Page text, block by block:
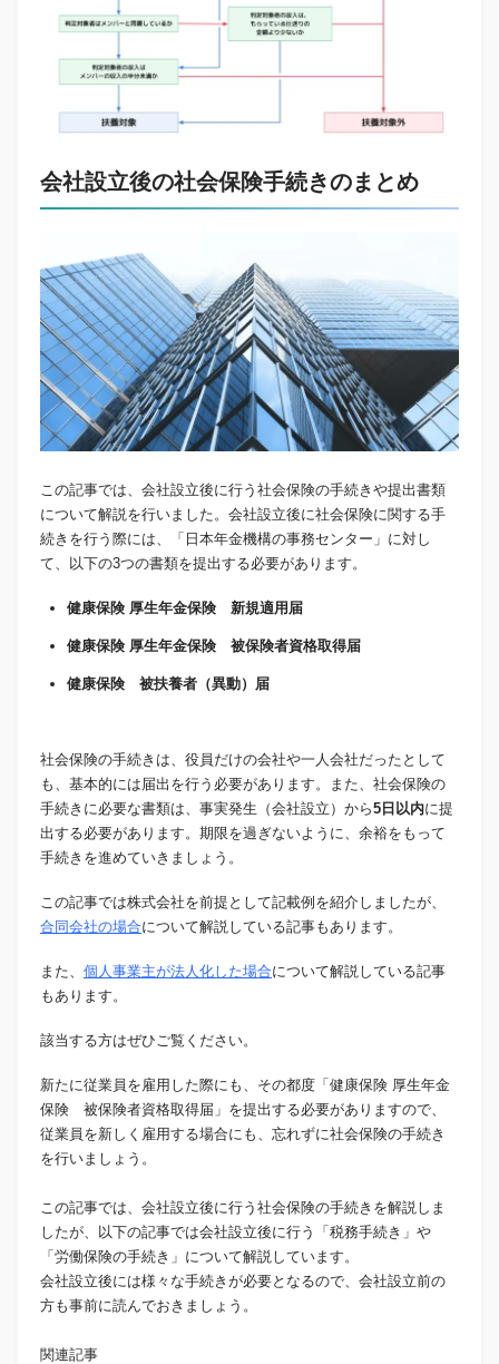
会社設立後の社会保険手続きのまとめ
この記事では、会社設立後に行う社会保険の手続きや提出書類
について解説を行いました。会社設立後に社会保険に関する手
続きを行う際には、「日本年金機構の事務センター」に対し
て、以下の3つの書類を提出する必要があります。
健康保険 厚生年金保険 新規適用届
健康保険 厚生年金保険 被保険者資格取得届
健康保険 被扶養者（異動）届
社会保険の手続きは、役員だけの会社や一人会社だったとして
も、基本的には届出を行う必要があります。また、社会保険の
手続きに必要な書類は、事実発生（会社設立）から5日以内に提
出する必要があります。期限を過ぎないように、余裕をもって
手続きを進めていきましょう。
この記事では株式会社を前提として記載例を紹介しましたが、
合同会社の場合について解説している記事もあります。
また、 個人事業主が法人化した場合について解説している記事
もあります。
該当する方はぜひご覧ください。
新たに従業員を雇用した際にも、その都度「健康保険 厚生年金
保険 被保険者資格取得届」を提出する必要がありますので、
従業員を新しく雇用する場合にも、忘れずに社会保険の手続き
を行いましょう。
この記事では、会社設立後に行う社会保険の手続きを解説しま
したが、以下の記事では会社設立後に行う「税務手続き」や
「労働保険の手続き」について解説しています。
会社設立後には様々な手続きが必要となるので、会社設立前の
方も事前に読んでおきましょう。
関連記事